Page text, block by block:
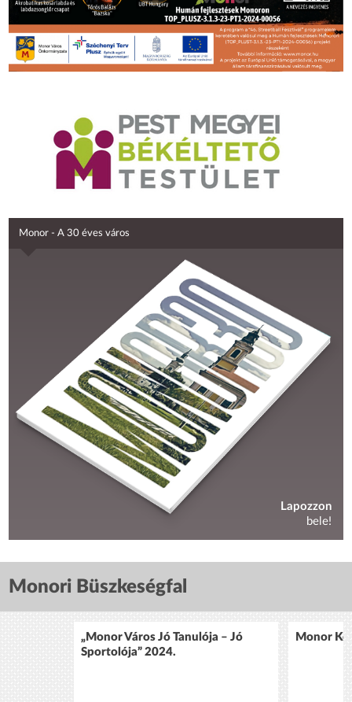
Monor - A 30 éves város
Lapozzon
bele!
Monori Büszkeségfal
„Monor Város Jó Tanulója – Jó
Sportolója” 2024.
Monor